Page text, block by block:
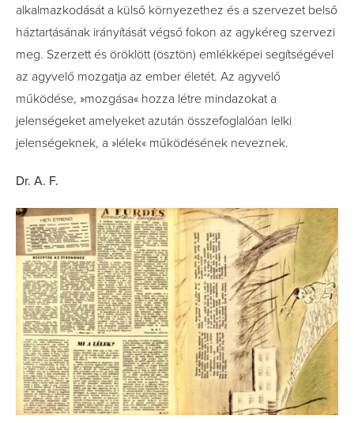
alkalmazkodását a külső környezethez és a szervezet belső
háztartásának irányítását végső fokon az agykéreg szervezi
meg. Szerzett és öröklött (ösztön) emlékképei segítségével
az agyvelő mozgatja az ember életét. Az agyvelő
működése, »mozgása« hozza létre mindazokat a
jelenségeket amelyeket azután összefoglalóan lelki
jelenségeknek, a »lélek« működésének neveznek.
Dr. A. F.